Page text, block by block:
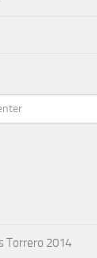
Torrero 2014